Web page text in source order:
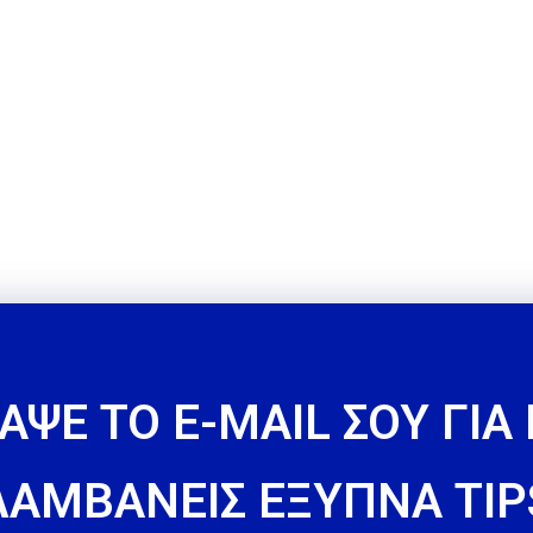
ΤΟ E-MAIL ΣΟΥ ΓΙΑ
ΕΞΥΠΝΑ